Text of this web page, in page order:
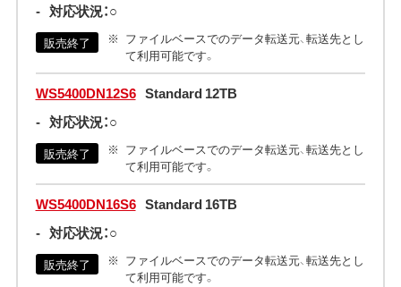
- 対応状況：○
販売終了
ファイルベースでのデータ転送元、転送先とし
て利用可能です。
WS5400DN12S6 Standard 12TB
- 対応状況：○
販売終了
ファイルベースでのデータ転送元、転送先とし
て利用可能です。
WS5400DN16S6 Standard 16TB
- 対応状況：○
販売終了
ファイルベースでのデータ転送元、転送先とし
て利用可能です。